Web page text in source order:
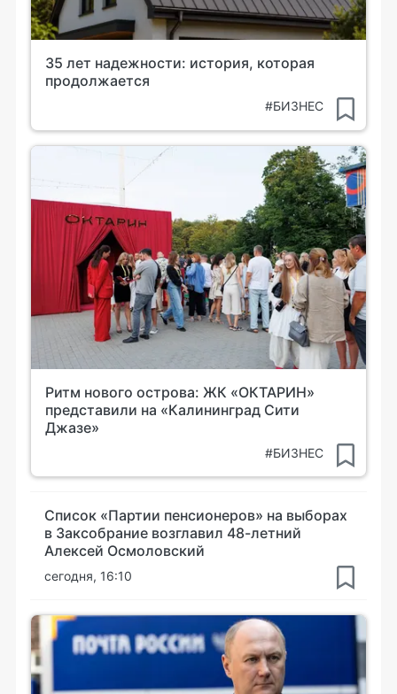
35 лет надежности: история, которая
продолжается
#БИЗНЕС
Ритм нового острова: ЖК «ОКТАРИН»
представили на «Калининград Сити
Джазе»
#БИЗНЕС
Список «Партии пенсионеров» на выборах
в Заксобрание возглавил 48-летний
Алексей Осмоловский
сегодня, 16:10